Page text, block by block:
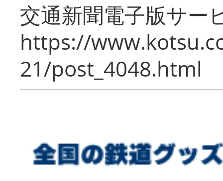
交通新聞電子版サー
https://
21/post_4048.html